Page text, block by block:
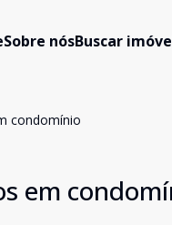
Sobre nósBuscar
condomínio
em